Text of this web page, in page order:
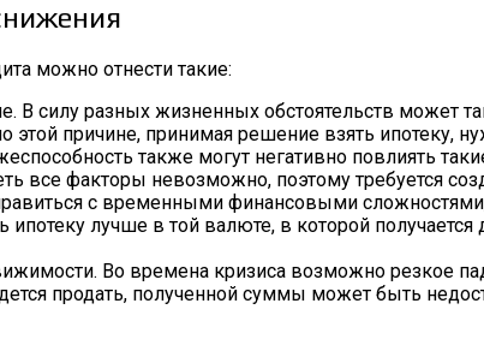
можно отнести такие:
В силу разных жизненных обстоятельств может
причине, принимая решение взять ипотеку,
также могут негативно повлиять
все факторы невозможно, поэтому требуется
с временными финансовыми
лучше в той валюте, в которой получается
Во времена кризиса возможно резкое
продать, полученной суммы может быть